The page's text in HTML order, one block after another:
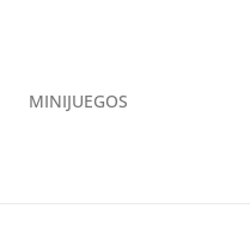
MINIJUEGOS